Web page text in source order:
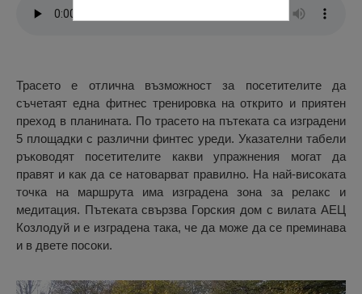
Трасето е отлична възможност за посетителите да
съчетаят една фитнес тренировка на открито и приятен
преход в планината. По трасето на пътеката са изградени
5 площадки с различни финтес уреди. Указателни табели
ръководят посетителите какви упражнения могат да
правят и как да се натоварват правилно. На най-високата
точка на маршрута има изградена зона за релакс и
медитация. Пътеката свързва Горския дом с вилата АЕЦ
Козлодуй и е изградена така, че да може да се преминава
и в двете посоки.